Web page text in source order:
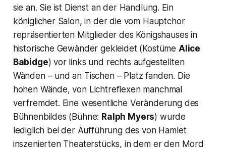
sie an. Sie ist Dienst an der Handlung. Ein
königlicher Salon, in der die vom Hauptchor
repräsentierten Mitglieder des Königshauses in
historische Gewänder gekleidet (Kostüme Alice
Babidge) vor links und rechts aufgestellten
Wänden – und an Tischen – Platz fanden. Die
hohen Wände, von Lichtreflexen manchmal
verfremdet. Eine wesentliche Veränderung des
Bühnenbildes (Bühne: Ralph Myers) wurde
lediglich bei der Aufführung des von Hamlet
inszenierten Theaterstücks, in dem er den Mord